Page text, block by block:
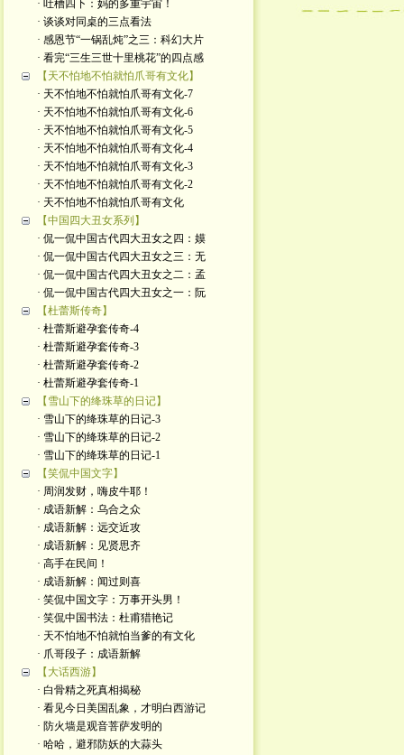
· 吐槽四下：妈的多重宇宙！
· 谈谈对同桌的三点看法
· 感恩节“一锅乱炖”之三：科幻大片
· 看完“三生三世十里桃花”的四点感
【天不怕地不怕就怕爪哥有文化】
· 天不怕地不怕就怕爪哥有文化-7
· 天不怕地不怕就怕爪哥有文化-6
· 天不怕地不怕就怕爪哥有文化-5
· 天不怕地不怕就怕爪哥有文化-4
· 天不怕地不怕就怕爪哥有文化-3
· 天不怕地不怕就怕爪哥有文化-2
· 天不怕地不怕就怕爪哥有文化
【中国四大丑女系列】
· 侃一侃中国古代四大丑女之四：嫫
· 侃一侃中国古代四大丑女之三：无
· 侃一侃中国古代四大丑女之二：孟
· 侃一侃中国古代四大丑女之一：阮
【杜蕾斯传奇】
· 杜蕾斯避孕套传奇-4
· 杜蕾斯避孕套传奇-3
· 杜蕾斯避孕套传奇-2
· 杜蕾斯避孕套传奇-1
【雪山下的绛珠草的日记】
· 雪山下的绛珠草的日记-3
· 雪山下的绛珠草的日记-2
· 雪山下的绛珠草的日记-1
【笑侃中国文字】
· 周润发财，嗨皮牛耶！
· 成语新解：乌合之众
· 成语新解：远交近攻
· 成语新解：见贤思齐
· 高手在民间！
· 成语新解：闻过则喜
· 笑侃中国文字：万事开头男！
· 笑侃中国书法：杜甫猎艳记
· 天不怕地不怕就怕当爹的有文化
· 爪哥段子：成语新解
【大话西游】
· 白骨精之死真相揭秘
· 看见今日美国乱象，才明白西游记
· 防火墙是观音菩萨发明的
· 哈哈，避邪防妖的大蒜头